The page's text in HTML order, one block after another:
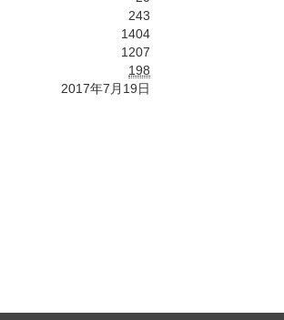
243
1404
1207
198
2017年7月19日